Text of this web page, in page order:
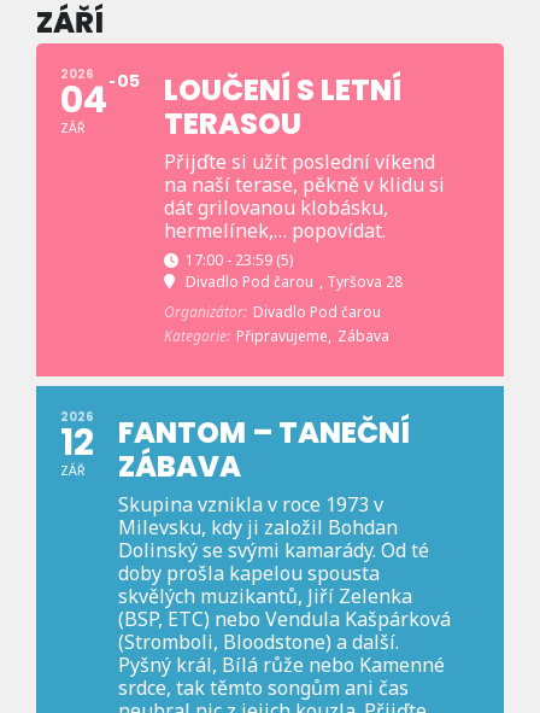
ZÁŘÍ
2026
04
ZÁŘ
05
LOUČENÍ S LETNÍ
TERASOU
Přijďte si užít poslední víkend
na naší terase, pěkně v klidu si
dát grilovanou klobásku,
hermelínek,… popovídat.
17:00 - 23:59 (5)
Divadlo Pod čarou , Tyršova 28
Organizátor: Divadlo Pod čarou
Kategorie: Připravujeme, Zábava
2026
12
ZÁŘ
FANTOM – TANEČNÍ
ZÁBAVA
Skupina vznikla v roce 1973 v
Milevsku, kdy ji založil Bohdan
Dolinský se svými kamarády. Od té
doby prošla kapelou spousta
skvělých muzikantů, Jiří Zelenka
(BSP, ETC) nebo Vendula Kašpárková
(Stromboli, Bloodstone) a další.
Pyšný král, Bílá růže nebo Kamenné
srdce, tak těmto songům ani čas